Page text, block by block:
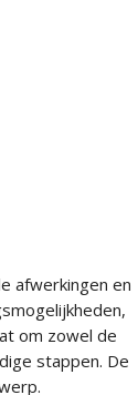
afwerkingen en
om zowel de
stappen. De